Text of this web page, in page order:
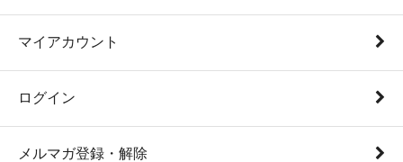
マイアカウント
ログイン
メルマガ登録・解除